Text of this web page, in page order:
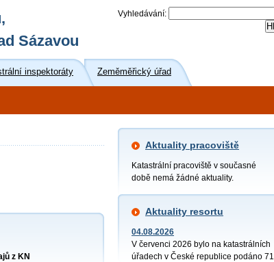
Sázavou
Vyhledávání:
inspektoráty Zeměměřický úřad
z KN
Aktuality pracoviště
Katastrální pracoviště v současné
době nemá žádné aktuality.
Aktuality resortu
04.08.2026
V červenci 2026 bylo na katastrálních
úřadech v České republice podáno 71